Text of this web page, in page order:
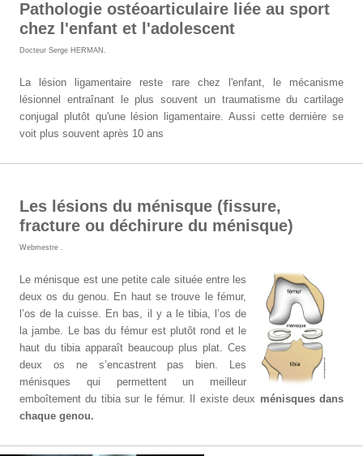
Pathologie ostéoarticulaire liée au sport
chez l'enfant et l'adolescent
Docteur Serge HERMAN .
La lésion ligamentaire reste rare chez l'enfant, le mécanisme
lésionnel entraînant le plus souvent un traumatisme du cartilage
conjugal plutôt qu'une lésion ligamentaire. Aussi cette dernière se
voit plus souvent après 10 ans
Les lésions du ménisque (fissure,
fracture ou déchirure du ménisque)
Webmestre .
Le ménisque est une petite cale située entre les
deux os du genou. En haut se trouve le fémur,
l’os de la cuisse. En bas, il y a le tibia, l’os de
la jambe. Le bas du fémur est plutôt rond et le
haut du tibia apparaît beaucoup plus plat. Ces
deux os ne s’encastrent pas bien. Les
ménisques qui permettent un meilleur
emboîtement du tibia sur le fémur. Il existe deux ménisques dans
chaque genou.